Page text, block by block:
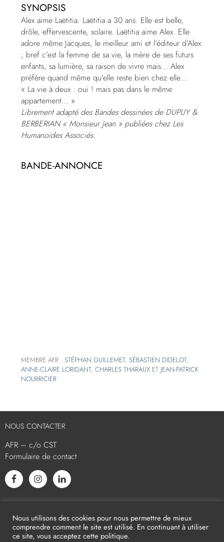
SYNOPSIS
Alex aime Laëtitia. Laëtitia a 30 ans. Elle est belle,
drôle, effervescente, solaire. Laëtitia aime Alex. Elle
adore même Jacques, le meilleur ami et l’éditeur d’Alex
; bref c’est la femme de sa vie, la mère de ses futurs
enfants, sa lumière, sa raison de vivre mais… Alex
préfère quand même qu’elle reste bien chez elle…
« La vie à deux : oui ! mais pas dans le même
appartement… »
Librement adapté des Bandes dessinées de DUPUY &
BERBERIAN « Monsieur Jean » publiées chez Les
Humanoïdes Associés.
BANDE-ANNONCE
MEMBRE AFR :STÉPHAN GUILLEMET,SÉBASTIEN DIDELOT,
ANNE-CLAIRE LORIDANT,CHARLES THARAUX ET JEAN-PATRICK
NOURRICIER
NOUS CONTACTER
AFR – c/o CST
Formulaire de contact
Nous utilisons des cookies pour nous permettre de mieux
comprendre comment le site est utilisé. En continuant à utiliser
ce site, vous acceptez cette politique.